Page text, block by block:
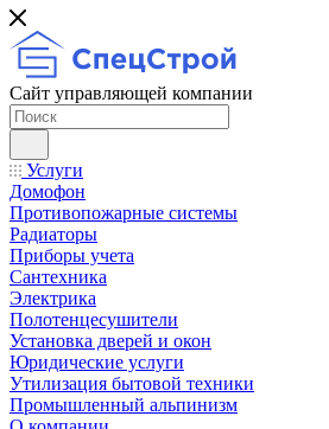
Сайт управляющей компании
Услуги
Домофон
Противопожарные системы
Радиаторы
Приборы учета
Сантехника
Электрика
Полотенцесушители
Установка дверей и окон
Юридические услуги
Утилизация бытовой техники
Промышленный альпинизм